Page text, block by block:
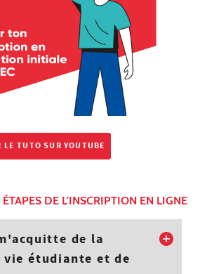
LE TUTO SUR YOUTUBE
DE L'INSCRIPTION EN LIGNE
de la
étudiante et de